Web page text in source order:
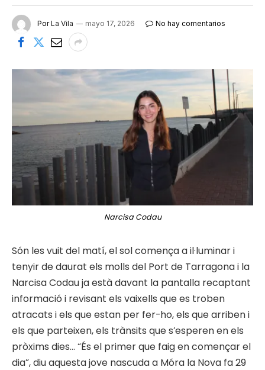
Por La Vila mayo 17, 2026 No hay comentarios
Narcisa Codau
Són les vuit del matí, el sol comença a il·luminar i
tenyir de daurat els molls del Port de Tarragona i la
Narcisa Codau ja està davant la pantalla recaptant
informació i revisant els vaixells que es troben
atracats i els que estan per fer-ho, els que arriben i
els que parteixen, els trànsits que s’esperen en els
pròxims dies… “És el primer que faig en començar el
dia”, diu aquesta jove nascuda a Móra la Nova fa 29